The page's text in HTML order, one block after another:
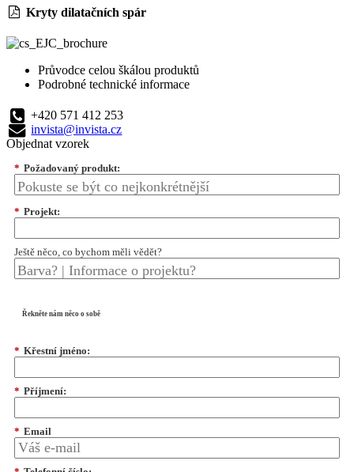
Kryty dilatačních spár
Průvodce celou škálou produktů
Podrobné technické informace
+420 571 412 253
invista@invista.cz
Objednat vzorek
* Požadovaný produkt:
* Projekt:
Ještě něco, co bychom měli vědět?
Řekněte nám něco o sobě
* Křestní jméno:
* Příjmení:
* Email